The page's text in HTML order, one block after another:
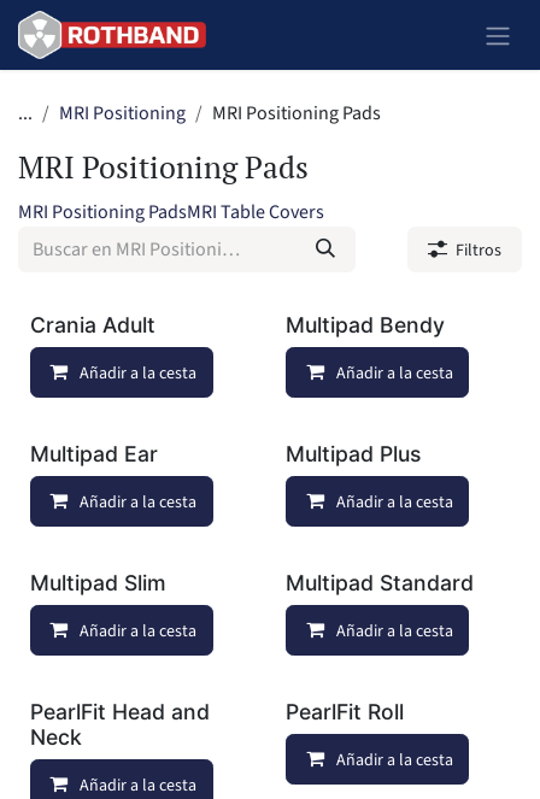
Ir al contenido
... MRI Positioning MRI Positioning Pads
MRI Positioning Pads
MRI Positioning PadsMRI Table Covers
Filtros
Crania Adult
Añadir a la cesta Añadir a lista de deseos
Multipad Bendy
Añadir a la cesta
Multipad Ear
Añadir a la cesta Añadir a lista de deseos
Multipad Plus
Añadir a la cesta
Multipad Slim
Añadir a la cesta Añadir a lista de deseos
Multipad Standard
Añadir a la cesta
PearlFit Head and
Neck
Añadir a la cesta Añadir a lista de deseos
PearlFit Roll
Añadir a la cesta